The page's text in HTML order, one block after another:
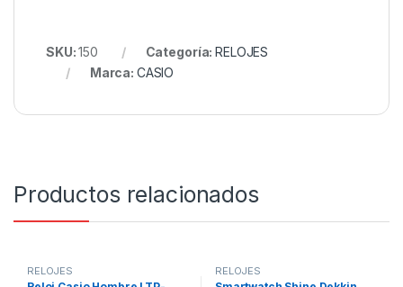
SKU:150 Categoría:RELOJES
Marca: CASIO
Productos relacionados
RELOJES RELOJES